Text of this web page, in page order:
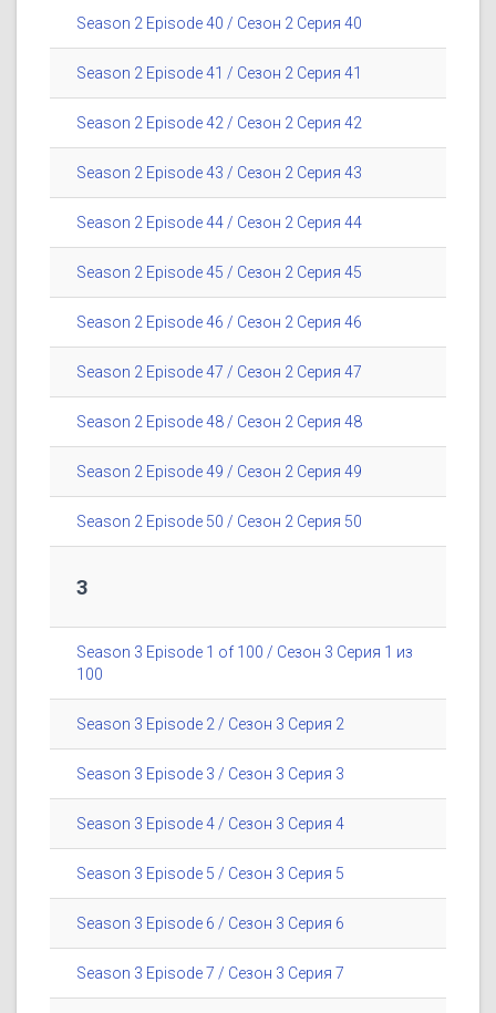
Season 2 Episode 40 / Сезон 2 Серия 40
Season 2 Episode 41 / Сезон 2 Серия 41
Season 2 Episode 42 / Сезон 2 Серия 42
Season 2 Episode 43 / Сезон 2 Серия 43
Season 2 Episode 44 / Сезон 2 Серия 44
Season 2 Episode 45 / Сезон 2 Серия 45
Season 2 Episode 46 / Сезон 2 Серия 46
Season 2 Episode 47 / Сезон 2 Серия 47
Season 2 Episode 48 / Сезон 2 Серия 48
Season 2 Episode 49 / Сезон 2 Серия 49
Season 2 Episode 50 / Сезон 2 Серия 50
3
Season 3 Episode 1 of 100 / Сезон 3 Серия 1 из
100
Season 3 Episode 2 / Сезон 3 Серия 2
Season 3 Episode 3 / Сезон 3 Серия 3
Season 3 Episode 4 / Сезон 3 Серия 4
Season 3 Episode 5 / Сезон 3 Серия 5
Season 3 Episode 6 / Сезон 3 Серия 6
Season 3 Episode 7 / Сезон 3 Серия 7